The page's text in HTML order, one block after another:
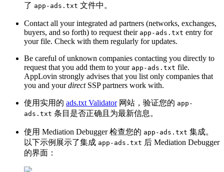
了 app-ads.txt 文件中。
Contact all your integrated ad partners (networks, exchanges,
buyers, and so forth) to request their app-ads.txt entry for
your file. Check with them regularly for updates.
Be careful of unknown companies contacting you directly to
request that you add them to your app-ads.txt file.
AppLovin strongly advises that you list only companies that
you and yourdirectSSP partners work with.
使用实用的 ads.txt Validator网站，验证您的 app-
ads.txt 条目是否正确且为最新信息。
使用 Mediation Debugger 检查您的 app-ads.txt 集成。
以下示例展示了集成 app-ads.txt 后 Mediation Debugger
的界面：